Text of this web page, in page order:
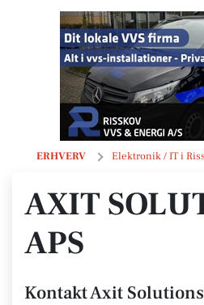
ERHVERV Elektronik / IT i
Axit Solutions ApS
AXIT
APS
Kontakt Axit Solutions